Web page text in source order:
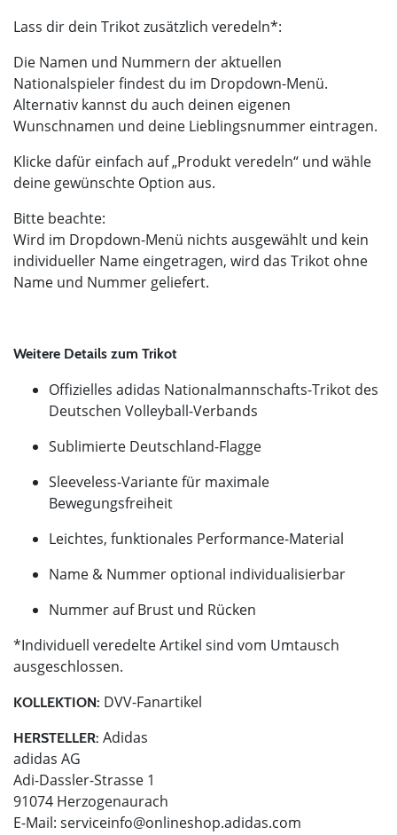
Lass dir dein Trikot zusätzlich veredeln*:
Die Namen und Nummern der aktuellen
Nationalspieler findest du im Dropdown-Menü.
Alternativ kannst du auch deinen eigenen
Wunschnamen und deine Lieblingsnummer eintragen.
Klicke dafür einfach auf „Produkt veredeln“ und wähle
deine gewünschte Option aus.
Bitte beachte:
Wird im Dropdown-Menü nichts ausgewählt und kein
individueller Name eingetragen, wird das Trikot ohne
Name und Nummer geliefert.
Weitere Details zum Trikot
Offizielles adidas Nationalmannschafts-Trikot des
Deutschen Volleyball-Verbands
Sublimierte Deutschland-Flagge
Sleeveless-Variante für maximale
Bewegungsfreiheit
Leichtes, funktionales Performance-Material
Name & Nummer optional individualisierbar
Nummer auf Brust und Rücken
*Individuell veredelte Artikel sind vom Umtausch
ausgeschlossen.
KOLLEKTION: DVV-Fanartikel
HERSTELLER: Adidas
adidas AG
Adi-Dassler-Strasse 1
91074 Herzogenaurach
E-Mail: serviceinfo@onlineshop.adidas.com